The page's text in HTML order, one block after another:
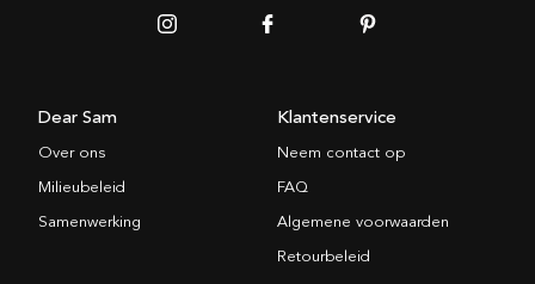
Dear Sam
Over ons
Milieubeleid
Samenwerking
Klantenservice
Neem contact op
FAQ
Algemene voorwaarden
Retourbeleid